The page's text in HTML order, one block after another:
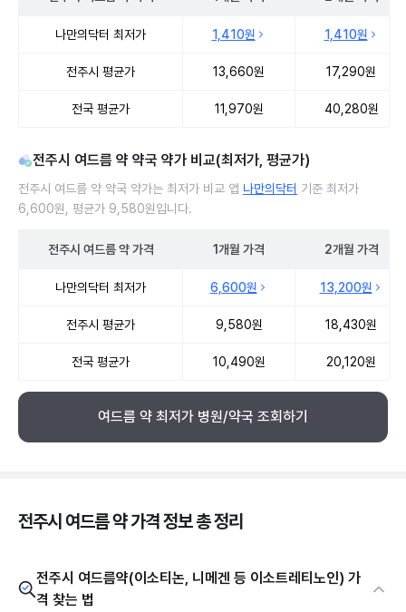
나만의닥터 최저가 1,410원 1,410원
전주시 평균가 13,660원 17,290원
전국 평균가 11,970원 40,280원
전주시 여드름 약 약국 약가 비교(최저가, 평균가)
전주시 여드름 약 약국 약가는 최저가 비교 앱 나만의닥터 기준 최저가
6,600원, 평균가 9,580원입니다.
전주시 여드름 약가격 1개월 가격 2개월 가격
나만의닥터 최저가 6,600원 13,200원
전주시 평균가 9,580원 18,430원
전국 평균가 10,490원 20,120원
여드름 약 최저가 병원/약국 조회하기
전주시 여드름 약 가격 정보 총 정리
전주시 여드름약(이소티논, 니메겐 등 이소트레티노인) 가
격 찾는 법